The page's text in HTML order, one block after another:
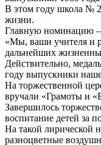
В этом году школа №
жизни.
Главную номинацию —
«Мы, ваши учителя и
дальнейших
Действительно,
году выпускники
На торжественной
вручали «Грамоты и
Завершилось
воспитание детей за
На такой лирической
разноцветные